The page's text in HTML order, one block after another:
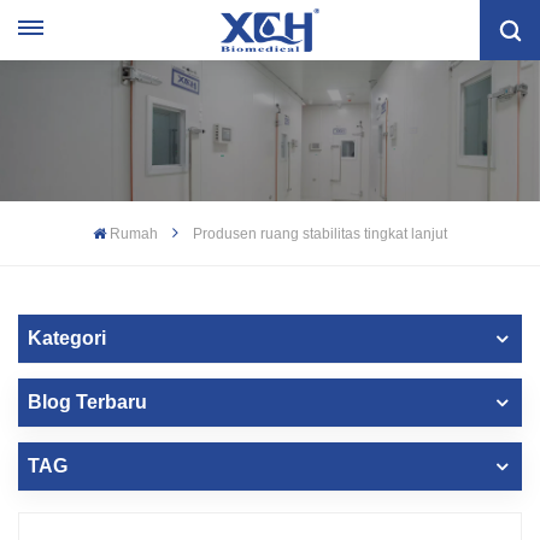
Rumah Produsen ruang stabilitas tingkat lanjut
Kategori
Blog Terbaru
TAG